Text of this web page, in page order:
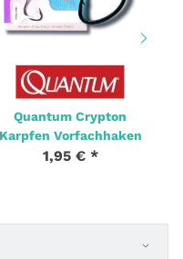
Quantum Crypton
Karpfen Vorfachhaken
1,95 € *